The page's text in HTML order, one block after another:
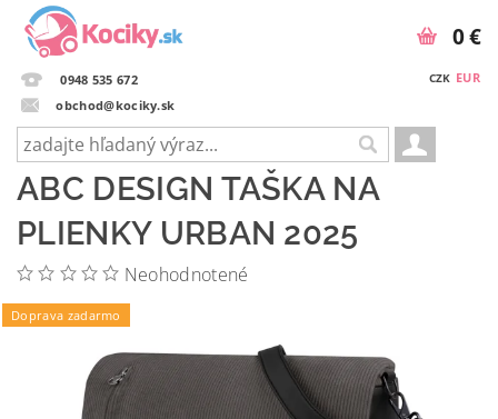
0948 535 672
obchod@kociky.sk
CZK EUR
0 €
ABC DESIGN TAŠKA NA
PLIENKY URBAN 2025
Neohodnotené
Doprava zadarmo